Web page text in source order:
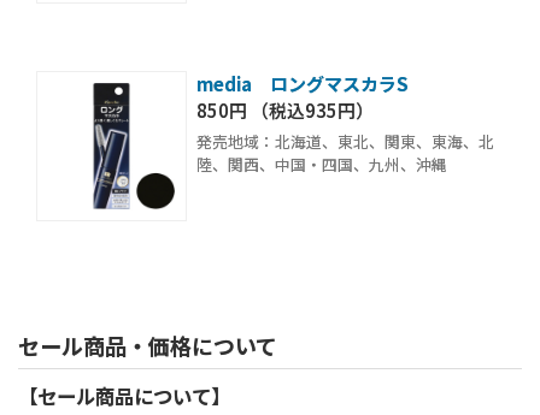
media ロングマスカラS
850円 （税込935円）
発売地域：北海道、東北、関東、東海、北
陸、関西、中国・四国、九州、沖縄
セール商品・価格について
【セール商品について】